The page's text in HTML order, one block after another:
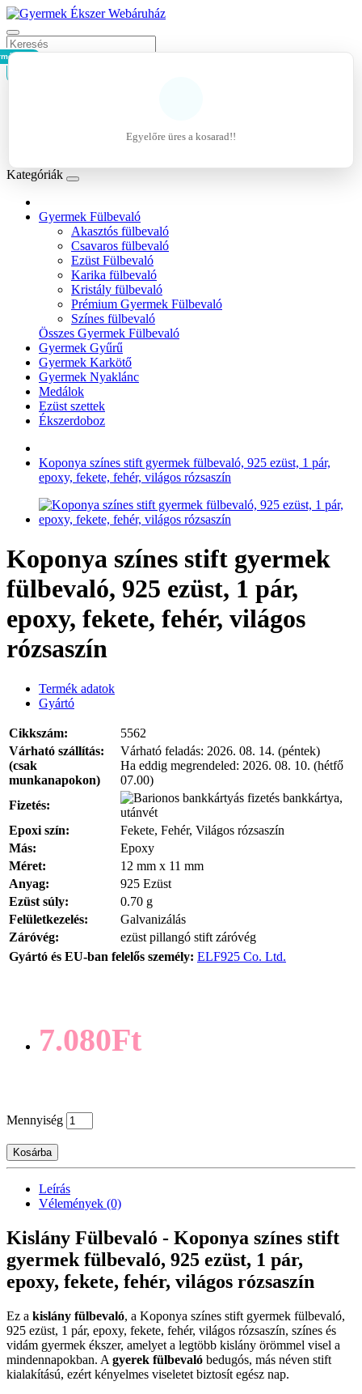
- 0Ft
Egyelőre üres a kosarad!!
Kategóriák
Gyermek Fülbevaló
Akasztós fülbevaló
Csavaros fülbevaló
Ezüst Fülbevaló
Karika fülbevaló
Kristály fülbevaló
Prémium Gyermek Fülbevaló
Színes fülbevaló
Összes Gyermek Fülbevaló
Gyermek Gyűrű
Gyermek Karkötő
Gyermek Nyaklánc
Medálok
Ezüst szettek
Ékszerdoboz
Koponya színes stift gyermek fülbevaló, 925 ezüst, 1 pár,
epoxy, fekete, fehér, világos rózsaszín
Koponya színes stift gyermek
fülbevaló, 925 ezüst, 1 pár,
epoxy, fekete, fehér, világos
rózsaszín
Termék adatok
Gyártó
Cikkszám:
5562
Várható szállítás:
(csak
munkanapokon)
Várható feladás: 2026. 08. 14. (péntek)
Ha eddig megrendeled: 2026. 08. 10. (hétfő
07.00)
Fizetés:
bankkártya,
utánvét
Epoxi szín:
Fekete, Fehér, Világos rózsaszín
Más:
Epoxy
Méret:
12 mm x 11 mm
Anyag:
925 Ezüst
Ezüst súly:
0.70 g
Felületkezelés:
Galvanizálás
Záróvég:
ezüst pillangó stift záróvég
Gyártó és EU-ban felelős személy: ELF925 Co. Ltd.
7.080Ft
Mennyiség
Kosárba
Leírás
Vélemények (0)
Kislány Fülbevaló - Koponya színes stift
gyermek fülbevaló, 925 ezüst, 1 pár,
epoxy, fekete, fehér, világos rózsaszín
Ez a kislány fülbevaló, a Koponya színes stift gyermek fülbevaló,
925 ezüst, 1 pár, epoxy, fekete, fehér, világos rózsaszín, színes és
vidám gyermek ékszer, amelyet a legtöbb kislány örömmel visel a
mindennapokban. A gyerek fülbevaló bedugós, más néven stift
kialakítású, ezért kényelmes viseletet biztosít egész nap.